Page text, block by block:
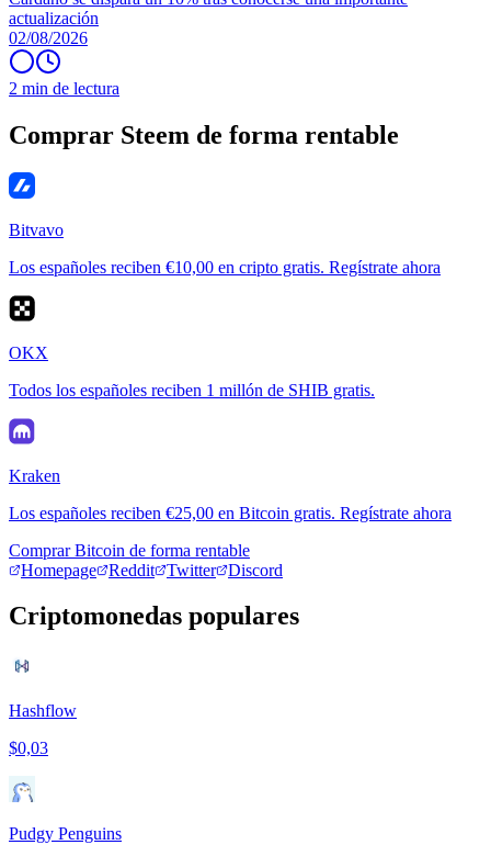
actualización
02/08/2026
2 min de lectura
Comprar Steem de forma rentable
Bitvavo
Los españoles reciben €10,00 en cripto gratis. Regístrate ahora
OKX
Todos los españoles reciben 1 millón de SHIB gratis.
Kraken
Los españoles reciben €25,00 en Bitcoin gratis. Regístrate ahora
Comprar Bitcoin de forma rentable
Homepage
Reddit Twitter Discord
Criptomonedas populares
Hashflow
$0,03
Pudgy Penguins